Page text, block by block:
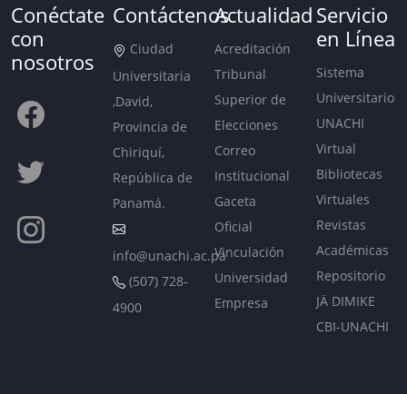
Conéctate
con
nosotros
Contáctenos
Ciudad
Universitaria
,David,
Provincia de
Chiriquí,
República de
Panamá.
info@unachi.ac.pa
(507) 728-
4900
Actualidad
Acreditación
Tribunal
Superior de
Elecciones
Correo
Institucional
Gaceta
Oficial
Vinculación
Universidad
Empresa
Servicio
en Línea
Sistema
Universitario
UNACHI
Virtual
Bibliotecas
Virtuales
Revistas
Académicas
Repositorio
JÄ DIMIKE
CBI-UNACHI